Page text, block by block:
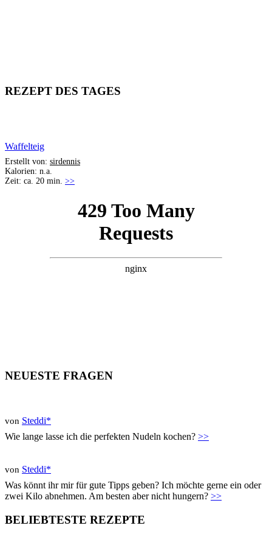
REZEPT DES TAGES
Waffelteig
Erstellt von: sirdennis
Kalorien: n.a.
Zeit: ca. 20 min. >>
NEUESTE FRAGEN
von Steddi*
Wie lange lasse ich die perfekten Nudeln kochen? >>
von Steddi*
Was könnt ihr mir für gute Tipps geben? Ich möchte gerne ein oder
zwei Kilo abnehmen. Am besten aber nicht hungern? >>
BELIEBTESTE REZEPTE